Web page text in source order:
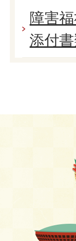
障害
添付